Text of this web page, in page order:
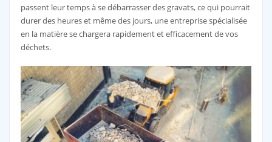
passent leur temps à se débarrasser des gravats, ce qui pourrait
durer des heures et même des jours, une entreprise spécialisée
en la matière se chargera rapidement et efficacement de vos
déchets.